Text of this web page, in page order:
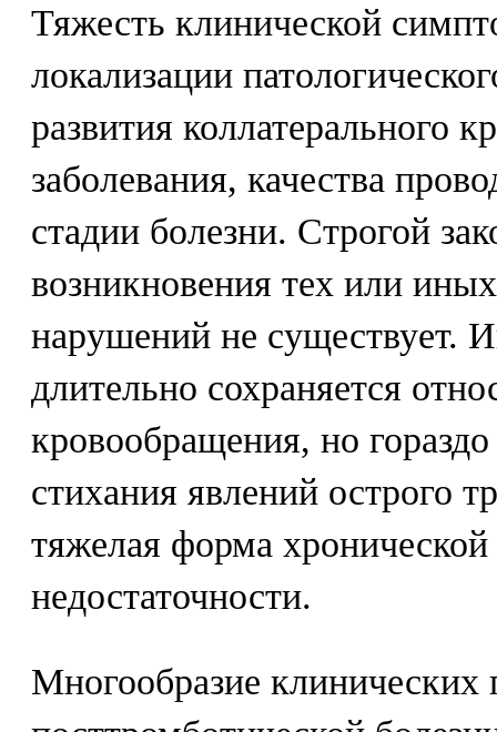
Тяжесть клинической
локализации
развития коллатерального
заболевания, качества
стадии болезни. Строгой
возникновения тех или
нарушений не существует.
длительно сохраняется
кровообращения, но
стихания явлений острого
тяжелая форма хронической
недостаточности.
Многообразие клинических